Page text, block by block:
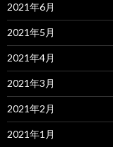
2021年6月
2021年5月
2021年4月
2021年3月
2021年2月
2021年1月